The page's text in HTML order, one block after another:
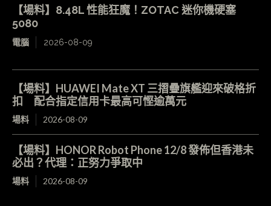
【場料】8.48L 性能狂魔！ZOTAC 迷你機硬塞
5080
電腦 2026-08-09
【場料】HUAWEI Mate XT 三摺疊旗艦迎來破格折
扣 配合指定信用卡最高可慳逾萬元
場料 2026-08-09
【場料】HONOR Robot Phone 12/8 發佈但香港未
必出？代理：正努力爭取中
場料 2026-08-09